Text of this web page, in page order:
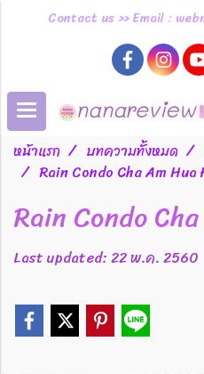
Contact us >> Email :
หน้าแรก บทความทั้งหมด
Rain Condo Cha Am Hua
Rain Condo
Last updated: 22 พ.ค. 2560